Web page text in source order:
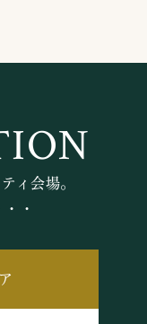
ィ会場。
・